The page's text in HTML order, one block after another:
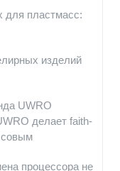
для пластмасс:
изделий
UWRO
делает faith-
процессора не